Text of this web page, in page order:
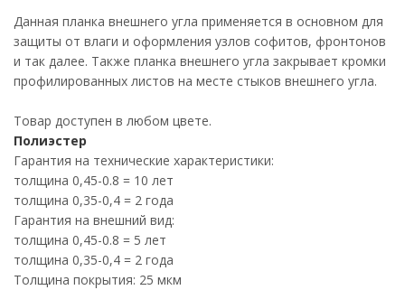
Данная планка внешнего угла применяется в основном для
защиты от влаги и оформления узлов софитов, фронтонов
и так далее. Также планка внешнего угла закрывает кромки
профилированных листов на месте стыков внешнего угла.
Товар доступен в любом цвете.
Полиэстер
Гарантия на технические характеристики:
толщина 0,45-0.8 = 10 лет
толщина 0,35-0,4 = 2 года
Гарантия на внешний вид:
толщина 0,45-0.8 = 5 лет
толщина 0,35-0,4 = 2 года
Толщина покрытия: 25 мкм